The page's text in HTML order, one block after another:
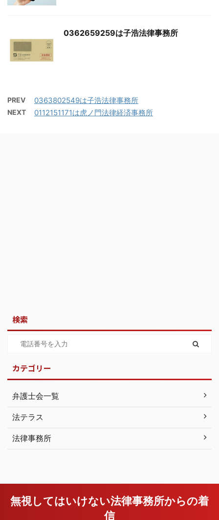
0362659259は子浩法律事務所
PREV 0363802549は子浩法律事務所
NEXT 0112151171は虎ノ門法律経済事務所
検索
カテゴリー
弁護士会一覧
法テラス
法律事務所
無視してはいけない法律事務所からの着
信